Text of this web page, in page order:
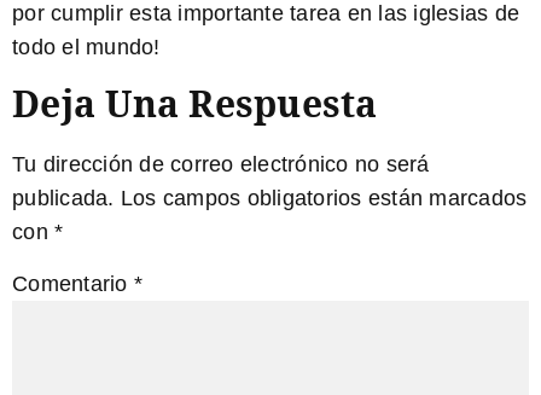
por cumplir esta importante tarea en las iglesias de
todo el mundo!
Deja Una Respuesta
Tu dirección de correo electrónico no será
publicada. Los campos obligatorios están marcados
con *
Comentario *